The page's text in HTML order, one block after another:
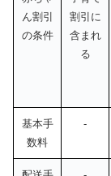
ん割引
の条件
割引に
含まれ
る
基本手
数料
-